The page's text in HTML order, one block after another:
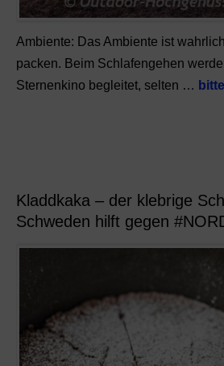
Ambiente: Das Ambiente ist
packen. Beim Schlafengehen
Sternenkino begleitet, selten …
Kladdkaka – der klebrige
Schweden hilft gegen